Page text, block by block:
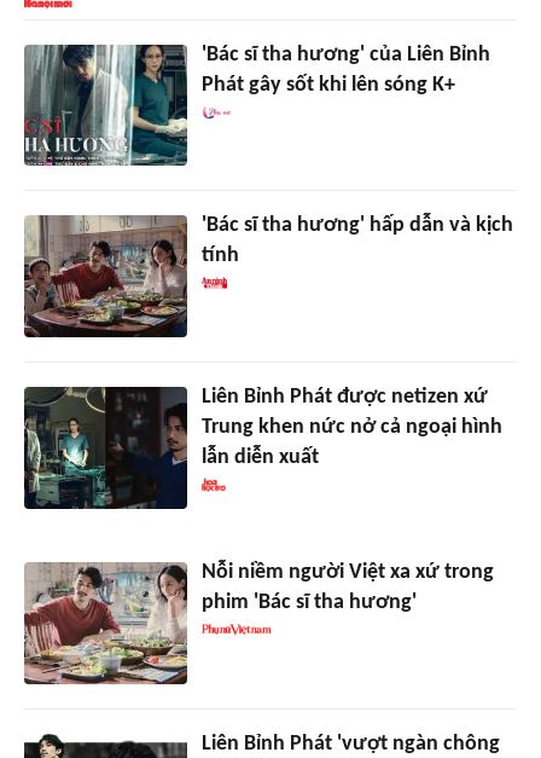
'Bác sĩ tha hương' của Liên Bỉnh
Phát gây sốt khi lên sóng K+
'Bác sĩ tha hương' hấp dẫn và kịch
tính
Liên Bỉnh Phát được netizen xứ
Trung khen nức nở cả ngoại hình
lẫn diễn xuất
Nỗi niềm người Việt xa xứ trong
phim 'Bác sĩ tha hương'
Liên Bỉnh Phát 'vượt ngàn chông